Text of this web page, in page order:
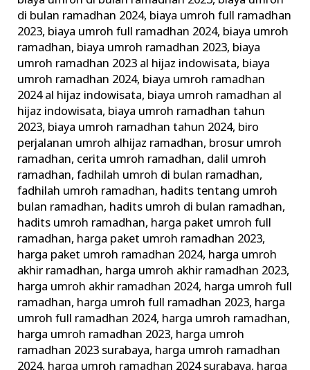
di bulan ramadhan 2024, biaya umroh full ramadhan
2023, biaya umroh full ramadhan 2024, biaya umroh
ramadhan, biaya umroh ramadhan 2023, biaya
umroh ramadhan 2023 al hijaz indowisata, biaya
umroh ramadhan 2024, biaya umroh ramadhan
2024 al hijaz indowisata, biaya umroh ramadhan al
hijaz indowisata, biaya umroh ramadhan tahun
2023, biaya umroh ramadhan tahun 2024, biro
perjalanan umroh alhijaz ramadhan, brosur umroh
ramadhan, cerita umroh ramadhan, dalil umroh
ramadhan,fadhilah umroh di bulan ramadhan,
fadhilah umroh ramadhan, hadits tentang umroh
bulan ramadhan, hadits umroh di bulan ramadhan,
hadits umroh ramadhan, harga paket umroh full
ramadhan, harga paket umroh ramadhan 2023,
harga paket umroh ramadhan 2024, harga umroh
akhir ramadhan, harga umroh akhir ramadhan 2023,
harga umroh akhir ramadhan 2024, harga umroh full
ramadhan, harga umroh full ramadhan 2023, harga
umroh full ramadhan 2024, harga umroh ramadhan,
harga umroh ramadhan 2023, harga umroh
ramadhan 2023 surabaya, harga umroh ramadhan
2024, harga umroh ramadhan 2024 surabaya, harga